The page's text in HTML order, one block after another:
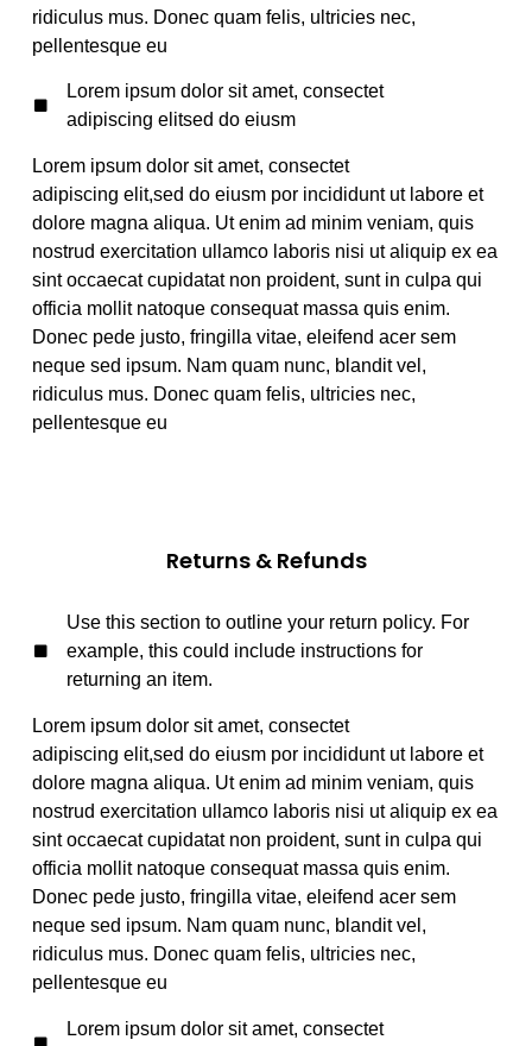
ridiculus mus. Donec quam felis, ultricies nec,
pellentesque eu
Lorem ipsum dolor sit amet, consectet
adipiscing elitsed do eiusm
Lorem ipsum dolor sit amet, consectet
adipiscing elit,sed do eiusm por incididunt ut labore et
dolore magna aliqua. Ut enim ad minim veniam, quis
nostrud exercitation ullamco laboris nisi ut aliquip ex ea
sint occaecat cupidatat non proident, sunt in culpa qui
officia mollit natoque consequat massa quis enim.
Donec pede justo, fringilla vitae, eleifend acer sem
neque sed ipsum. Nam quam nunc, blandit vel,
ridiculus mus. Donec quam felis, ultricies nec,
pellentesque eu
Returns & Refunds
Use this section to outline your return policy. For
example, this could include instructions for
returning an item.
Lorem ipsum dolor sit amet, consectet
adipiscing elit,sed do eiusm por incididunt ut labore et
dolore magna aliqua. Ut enim ad minim veniam, quis
nostrud exercitation ullamco laboris nisi ut aliquip ex ea
sint occaecat cupidatat non proident, sunt in culpa qui
officia mollit natoque consequat massa quis enim.
Donec pede justo, fringilla vitae, eleifend acer sem
neque sed ipsum. Nam quam nunc, blandit vel,
ridiculus mus. Donec quam felis, ultricies nec,
pellentesque eu
Lorem ipsum dolor sit amet, consectet